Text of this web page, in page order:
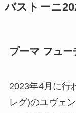
バストーニ
プーマ フュー
2023年4月に行
レグ)のユヴェ